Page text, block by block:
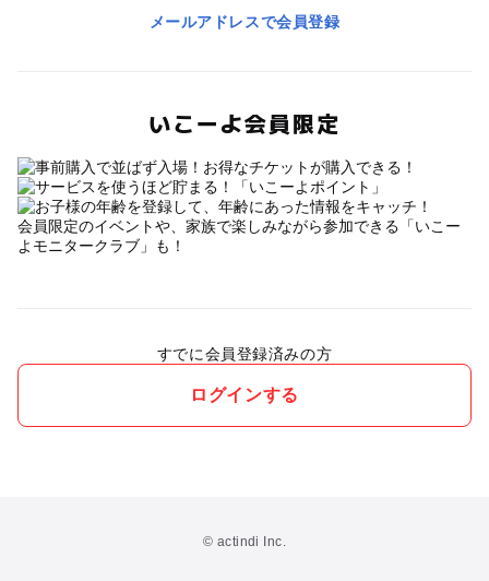
メールアドレスで会員登録
いこーよ会員限定
会員限定のイベントや、家族で楽しみながら参加できる「いこー
よモニタークラブ」も！
すでに会員登録済みの方
ログインする
© actindi Inc.